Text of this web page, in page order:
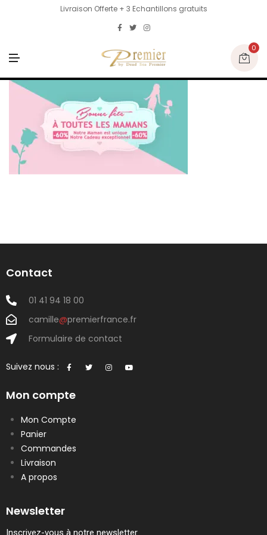
Livraison Offerte + 3 Echantillons gratuits
N
U
0
Contact
01 41 94 18 00
camille@premierfrance.fr
Formulaire de contact
Suivez nous :
Mon compte
Mon Compte
Panier
Commandes
Livraison
A propos
Newsletter
Inscrivez-vous à notre newsletter